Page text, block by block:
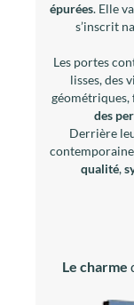
épurées. Elle
s’inscrit
Les portes
lisses, des
des
Derrière
qualité,
Le charme